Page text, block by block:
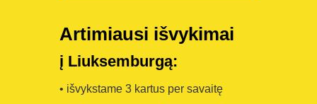
Artimiausi išvykimai
į Liuksemburgą:
• išvykstame 3 kartus per savaitę